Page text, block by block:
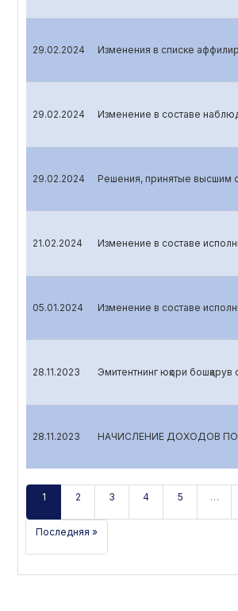
29.02.2024 Изменения в списке
29.02.2024 Изменение в составе
29.02.2024 Решения, принятые высшим
21.02.2024 Изменение в составе
05.01.2024 Изменение в составе
28.11.2023 Эмитентнинг юқори бошқарув
28.11.2023 НАЧИСЛЕНИЕ ДОХОДОВ
1 2 3 4 5 …
Последняя »